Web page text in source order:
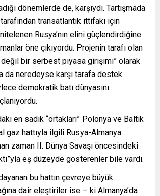
dönemlerde de, karşıydı. Tartışmada
transatlantik ittifakı için
Rusya’nın elini güçlendirdiğine
öne çıkıyordu. Projenin tarafı olan
değil bir serbest piyasa girişimi” olarak
da neredeyse karşı tarafa destek
demokratik batı dünyasını
en sadık “ortakları” Polonya ve Baltık
gaz hattıyla ilgili Rusya-Almanya
zaman II. Dünya Savaşı öncesindeki
eş düzeyde gösterenler bile vardı.
bu hattın çevreye büyük
dair eleştiriler ise – ki Almanya’da